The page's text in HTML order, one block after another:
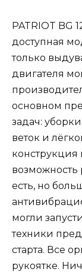
PATRIOT BG
доступная
только
двигателя
основном
задач:
веток и
конструкция
возможность
есть, но
могли
техники
старта. Все
рукоятке.